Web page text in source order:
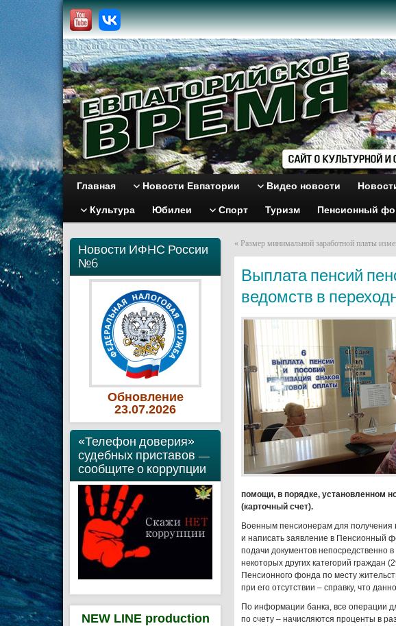
Главная Новости Евпатории Видео новости
Культура Юбилеи Спорт Туризм Пенсионный
Новости ИФНС России
№6
Обновление
23.07.2026
«Телефон доверия»
судебных приставов —
сообщите о коррупции
NEW LINE production
« Размер минимальной заработной платы
Выплата пенсий
ведомств в
помощи, в порядке, установленном
(карточный счет).
Военным пенсионерам для получения
и написать заявление в Пенсионный
подачи документов непосредственно
некоторых других категорий граждан
Пенсионного фонда по месту
при его отсутствии – справку, что
По информации банка, все операции
по счету – начисляются проценты в